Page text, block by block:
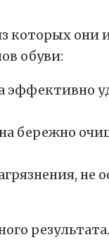
которых они
обуви:
бережно
не
результата.